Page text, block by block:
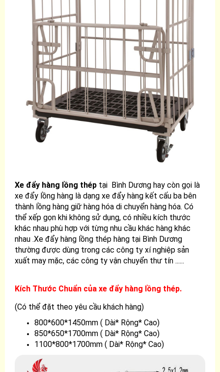
Xe đẩy hàng lồng thép tại Bình Dương hay còn gọi là
xe đẩy lồng hàng là dạng xe đẩy hàng kết cấu ba bên
thành lồng hàng giữ hàng hóa di chuyển hàng hóa. Có
thể xếp gọn khi không sử dụng, có nhiều kích thước
khác nhau phù hợp với từng nhu cầu khác hàng khác
nhau .Xe đẩy hàng lồng thép hàng tại Bình Dương
thường được dùng trong các công ty xí nghiệp sản
xuất may mặc, các công ty vận chuyển thư tín ......
Kích Thước Chuẩn của xe đẩy hàng lồng thép.
(Có thể đặt theo yêu cầu khách hàng)
800*600*1450mm ( Dài* Rộng* Cao)
850*650*1700mm ( Dài* Rộng* Cao)
1100*800*1700mm ( Dài* Rộng* Cao)